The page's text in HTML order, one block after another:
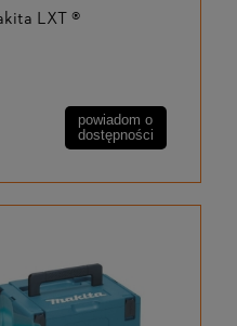
LXT ®
powiadom o
dostępności